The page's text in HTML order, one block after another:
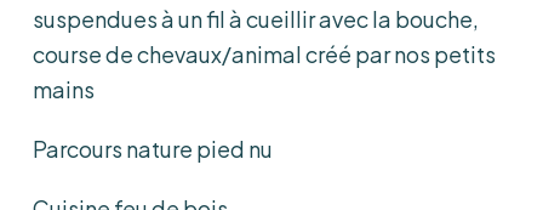
suspendues à un fil à cueillir avec la bouche,
course de chevaux/animal créé par nos petits
mains
Parcours nature pied nu